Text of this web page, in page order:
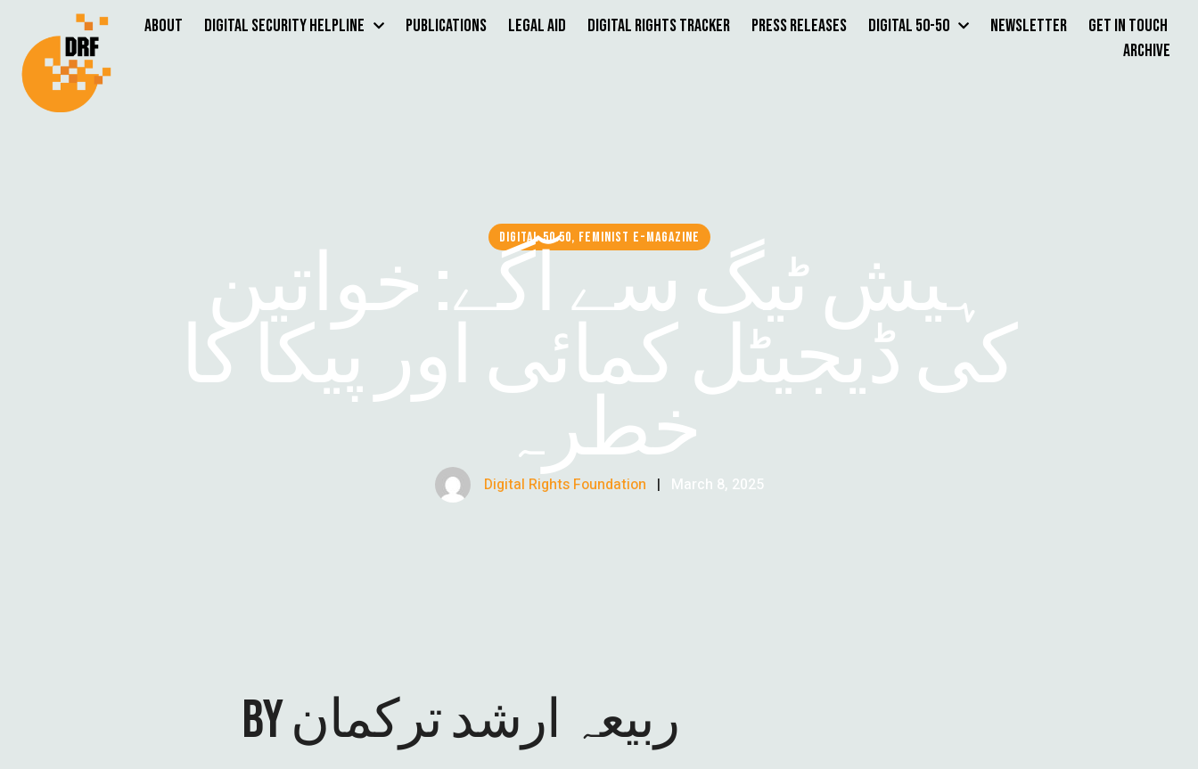
About Digital Security Helpline Publications Legal Aid Digital Rights Tracker Press Releases Digital 50-50 Newsletter
Get in Touch
Archive
DIGITAL 50.50, FEMINIST E-MAGAZINE
ہیش ٹیگ سے آگے: خواتین
کی ڈیجیٹل کمائی اور پیکا کا
خطرہ
Digital Rights Foundation | March 8, 2025
BY ربیعہ ارشد ترکمان